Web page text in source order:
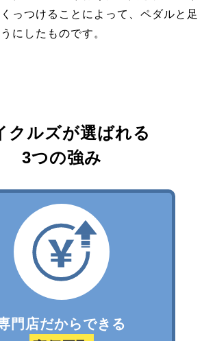
っつけることによって、ペダルと足
にしたものです。
クルズが選ばれる
3つの強み
門店だからできる